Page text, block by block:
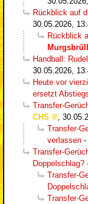
Rückblick auf
30.05.2026,
Rückblick
Handball:
30.05.2026,
Heute vor
ersetzt
Transfer-
CHS
,
Transfer-
verlassen -
Transfer-
Doppelschlag?
Transfer-
Transfer-